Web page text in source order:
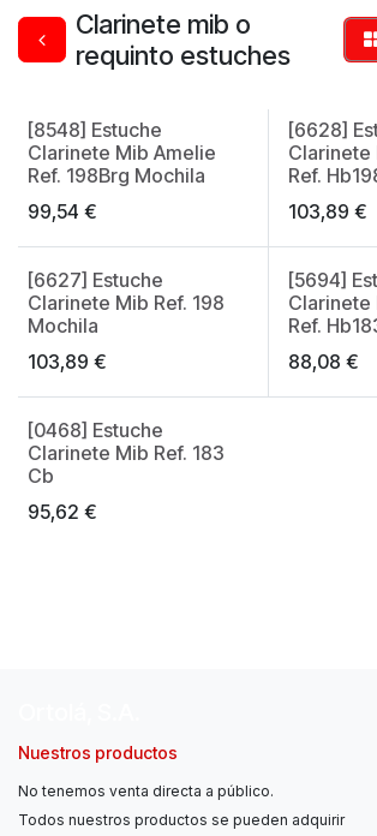
Clarinete mib o
requinto estuches
Made in Spain
[8548] Estuche
Clarinete Mib Amelie
Ref. 198Brg Mochila
99,54 € Made in
[6628]
Clarinete
Ref.
103,89 €
Made in Spain
[6627] Estuche
Clarinete Mib Ref. 198
Mochila
103,89 € Made in
[5694]
Clarinete
Ref.
88,08 €
Made in Spain
[0468] Estuche
Clarinete Mib Ref. 183
Cb
95,62 €
Nuestros productos
No tenemos venta directa a público.
Todos nuestros productos se pueden adquirir